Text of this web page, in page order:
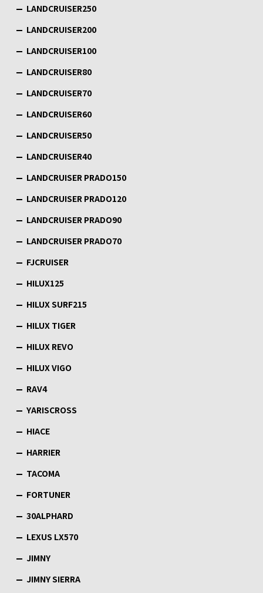
LANDCRUISER250
LANDCRUISER200
LANDCRUISER100
LANDCRUISER80
LANDCRUISER70
LANDCRUISER60
LANDCRUISER50
LANDCRUISER40
LANDCRUISER PRADO150
LANDCRUISER PRADO120
LANDCRUISER PRADO90
LANDCRUISER PRADO70
FJCRUISER
HILUX125
HILUX SURF215
HILUX TIGER
HILUX REVO
HILUX VIGO
RAV4
YARISCROSS
HIACE
HARRIER
TACOMA
FORTUNER
30ALPHARD
LEXUS LX570
JIMNY
JIMNY SIERRA